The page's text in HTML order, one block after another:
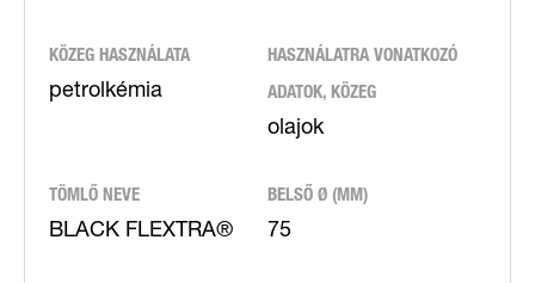
KÖZEG HASZNÁLATA
petrolkémia
HASZNÁLATRA VONATKOZÓ
ADATOK, KÖZEG
olajok
TÖMLŐ NEVE
BLACK FLEXTRA®
BELSŐ Ø (MM)
75